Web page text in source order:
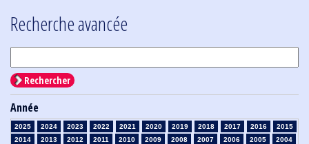
Recherche avancée
Rechercher
Année
2025 2024 2023 2022 2021 2020 2019 2018 2017 2016
2015
2014
2013 2012 2011 2010 2009 2008 2007 2006 2005
2004